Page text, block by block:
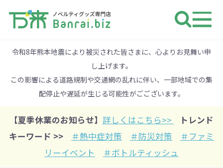
令和8年熊本地震により被災された皆さまに、心よりお見舞い申
し上げます。
この影響による道路規制や交通網の乱れに伴い、一部地域での集
配停止や遅延が生じる可能性がごございます。
【夏季休業のお知らせ】 詳しくはこちら>>
トレンド
キーワード >>
＃熱中症対策 ＃防災対策
＃ファミ
リーイベント
＃ボトルティッシュ